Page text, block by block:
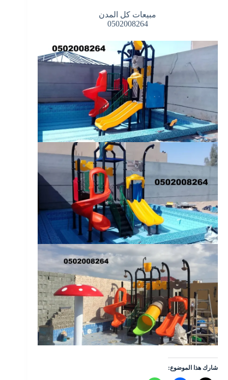
مبيعات كل المدن
0502008264
شارك هذا الموضوع: